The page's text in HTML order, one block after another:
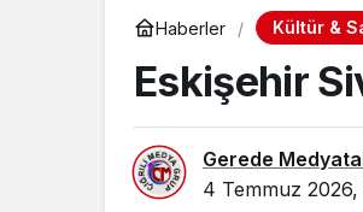
Haberler Kültür &
Eskişehir
Gerede
4 Temmuz 2026,